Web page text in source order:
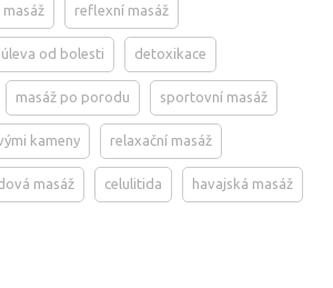
masáž reflexní masáž
úleva od bolesti detoxikace
masáž po porodu sportovní masáž
kameny relaxační masáž
masáž celulitida havajská masáž